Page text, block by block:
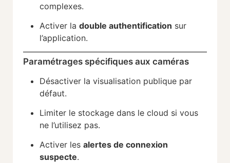
complexes.
Activer la double authentification sur
l’application.
Paramétrages spécifiques aux caméras
Désactiver la visualisation publique par
défaut.
Limiter le stockage dans le cloud si vous
ne l’utilisez pas.
Activer les alertes de connexion
suspecte.